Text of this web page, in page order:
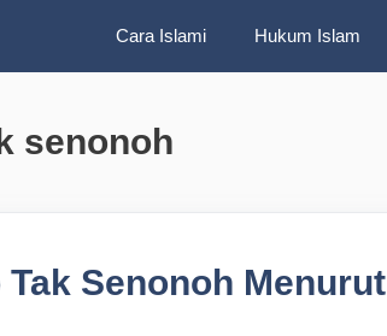
Cara Islami Hukum Islam
senonoh
Senonoh Menurut